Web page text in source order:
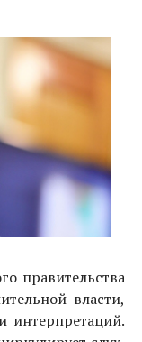
правительства
власти,
интерпретаций.